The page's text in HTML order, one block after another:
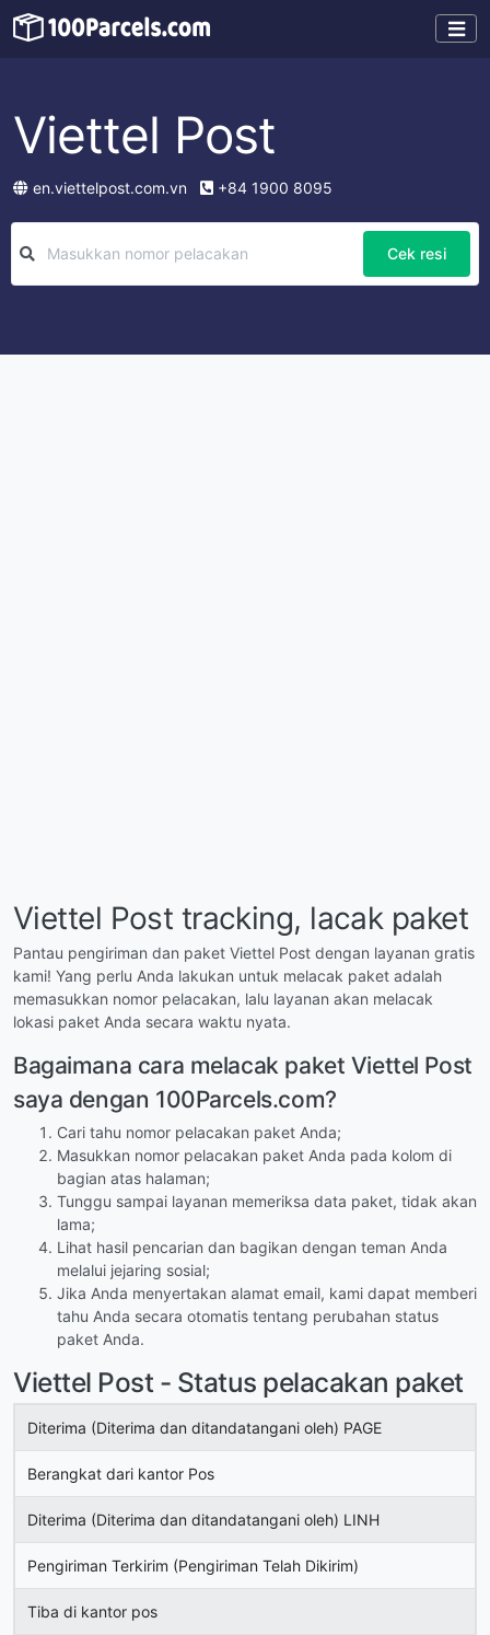
Viettel Post
en.viettelpost.com.vn +84 1900 8095
Cek resi
Viettel Post tracking, lacak paket
Pantau pengiriman dan paket Viettel Post dengan layanan gratis
kami! Yang perlu Anda lakukan untuk melacak paket adalah
memasukkan nomor pelacakan, lalu layanan akan melacak
lokasi paket Anda secara waktu nyata.
Bagaimana cara melacak paket Viettel Post
saya dengan 100Parcels.com?
Cari tahu nomor pelacakan paket Anda;
Masukkan nomor pelacakan paket Anda pada kolom di
bagian atas halaman;
Tunggu sampai layanan memeriksa data paket, tidak akan
lama;
Lihat hasil pencarian dan bagikan dengan teman Anda
melalui jejaring sosial;
Jika Anda menyertakan alamat email, kami dapat memberi
tahu Anda secara otomatis tentang perubahan status
paket Anda.
Viettel Post - Status pelacakan paket
Diterima (Diterima dan ditandatangani oleh) PAGE
Berangkat dari kantor Pos
Diterima (Diterima dan ditandatangani oleh) LINH
Pengiriman Terkirim (Pengiriman Telah Dikirim)
Tiba di kantor pos